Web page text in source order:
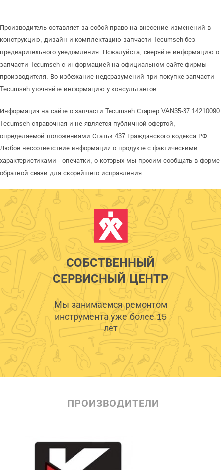
Производитель оставляет за собой право на внесение изменений в
конструкцию, дизайн и комплектацию запчасти Tecumseh без
предварительного уведомления. Пожалуйста, сверяйте информацию о
запчасти Tecumseh с информацией на официальном сайте фирмы-
производителя. Во избежание недоразумений при покупке запчасти
Tecumseh уточняйте информацию у консультантов.
Информация на сайте о запчасти Tecumseh Стартер VAN35-37 14210090
Tecumseh справочная и не является публичной офертой,
определяемой положениями Статьи 437 Гражданского кодекса РФ.
Любое несоответствие информации о продукте с фактическими
характеристиками - опечатки, о которых мы просим сообщать в форме
обратной связи для скорейшего исправления.
СОБСТВЕННЫЙ
СЕРВИСНЫЙ ЦЕНТР
Мы занимаемся ремонтом
инструмента уже более 15
лет
ПРОИЗВОДИТЕЛИ